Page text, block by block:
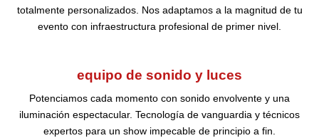
totalmente personalizados. Nos adaptamos a la magnitud de tu
evento con infraestructura profesional de primer nivel.
equipo de sonido y luces
Potenciamos cada momento con sonido envolvente y una
iluminación espectacular. Tecnología de vanguardia y técnicos
expertos para un show impecable de principio a fin.